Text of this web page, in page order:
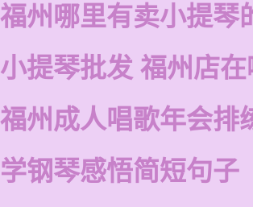
福州哪里有卖小提琴
小提琴批发 福州店
福州成人唱歌年会排
学钢琴感悟简短句子